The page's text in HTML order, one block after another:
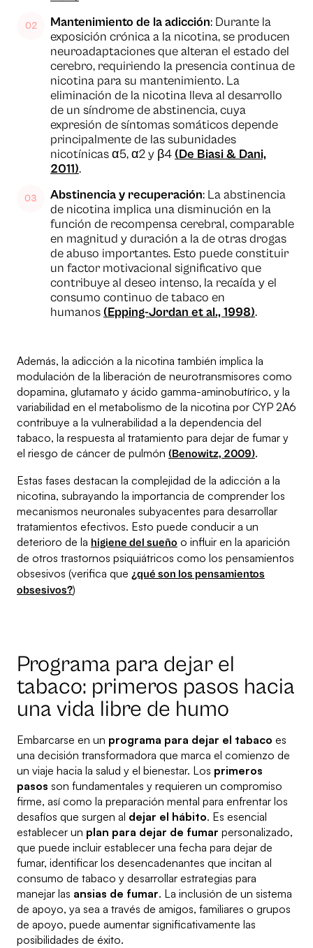
Mantenimiento de la adicción: Durante la
exposición crónica a la nicotina, se producen
neuroadaptaciones que alteran el estado del
cerebro, requiriendo la presencia continua de
nicotina para su mantenimiento. La
eliminación de la nicotina lleva al desarrollo
de un síndrome de abstinencia, cuya
expresión de síntomas somáticos depende
principalmente de las subunidades
nicotínicas α5, α2 y β4 (De Biasi & Dani,
2011).
Abstinencia y recuperación: La abstinencia
de nicotina implica una disminución en la
función de recompensa cerebral, comparable
en magnitud y duración a la de otras drogas
de abuso importantes. Esto puede constituir
un factor motivacional significativo que
contribuye al deseo intenso, la recaída y el
consumo continuo de tabaco en
humanos (Epping-Jordan et al., 1998).
Además, la adicción a la nicotina también implica la
modulación de la liberación de neurotransmisores como
dopamina, glutamato y ácido gamma-aminobutírico, y la
variabilidad en el metabolismo de la nicotina por CYP 2A6
contribuye a la vulnerabilidad a la dependencia del
tabaco, la respuesta al tratamiento para dejar de fumar y
el riesgo de cáncer de pulmón (Benowitz, 2009).
Estas fases destacan la complejidad de la adicción a la
nicotina, subrayando la importancia de comprender los
mecanismos neuronales subyacentes para desarrollar
tratamientos efectivos. Esto puede conducir a un
deterioro de la higiene del sueño o influir en la aparición
de otros trastornos psiquiátricos como los pensamientos
obsesivos (verifica que ¿qué son los pensamientos
obsesivos?)
Programa para dejar el
tabaco: primeros pasos hacia
una vida libre de humo
Embarcarse en un programa para dejar el tabaco es
una decisión transformadora que marca el comienzo de
un viaje hacia la salud y el bienestar. Los primeros
pasos son fundamentales y requieren un compromiso
firme, así como la preparación mental para enfrentar los
desafíos que surgen al dejar el hábito. Es esencial
establecer un plan para dejar de fumar personalizado,
que puede incluir establecer una fecha para dejar de
fumar, identificar los desencadenantes que incitan al
consumo de tabaco y desarrollar estrategias para
manejar las ansias de fumar. La inclusión de un sistema
de apoyo, ya sea a través de amigos, familiares o grupos
de apoyo, puede aumentar significativamente las
posibilidades de éxito.